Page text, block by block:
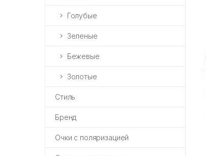
Голубые
Зеленые
Бежевые
Золотые
Стиль
Бренд
Очки с поляризацией